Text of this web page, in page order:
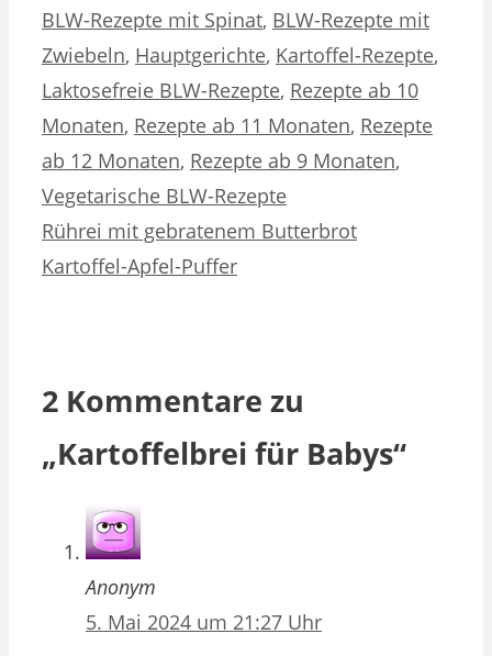
BLW-Rezepte mit Spinat, BLW-Rezepte mit
Zwiebeln, Hauptgerichte, Kartoffel-Rezepte,
Laktosefreie BLW-Rezepte, Rezepte ab 10
Monaten, Rezepte ab 11 Monaten, Rezepte
ab 12 Monaten, Rezepte ab 9 Monaten,
Vegetarische BLW-Rezepte
Rührei mit gebratenem Butterbrot
Kartoffel-Apfel-Puffer
2 Kommentare zu
„Kartoffelbrei für Babys“
Anonym
5. Mai 2024 um 21:27 Uhr